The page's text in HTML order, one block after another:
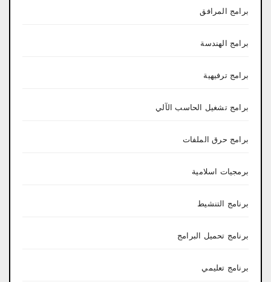
برامج المرافق
برامج الهندسة
برامج ترفيهية
برامج تشغيل الحاسب الآلي
برامج حرق الملفات
برمجيات اسلامية
برنامج التنشيط
برنامج تحميل البرامج
برنامج تعليمي